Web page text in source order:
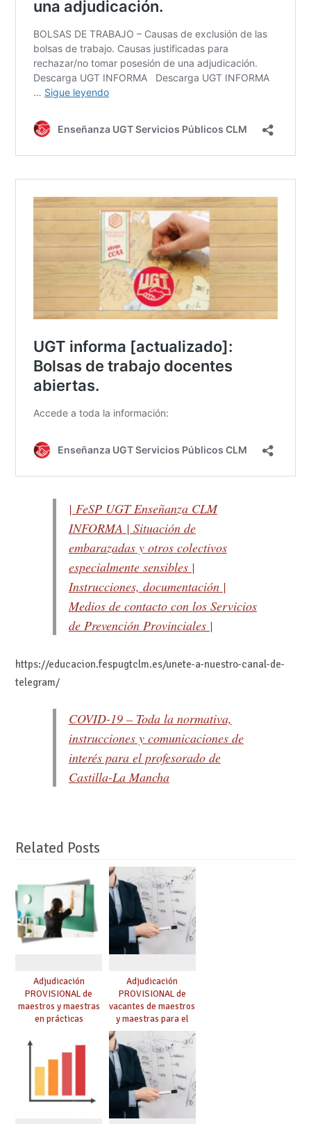
| FeSP UGT Enseñanza CLM
INFORMA | Situación de
embarazadas y otros colectivos
especialmente sensibles |
Instrucciones, documentación |
Medios de contacto con los Servicios
de Prevención Provinciales |
https://educacion.fespugtclm.es/unete-a-nuestro-canal-de-
telegram/
COVID-19 – Toda la normativa,
instrucciones y comunicaciones de
interés para el profesorado de
Castilla-La Mancha
Related Posts
Adjudicación
PROVISIONAL de
maestros y maestras
en prácticas
Adjudicación
PROVISIONAL de
vacantes de maestros
y maestras para el
curso 26-27